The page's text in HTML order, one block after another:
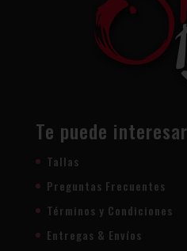
Te puede interesar
Tallas
Preguntas Frecuentes
Términos y Condiciones
Entregas & Envíos